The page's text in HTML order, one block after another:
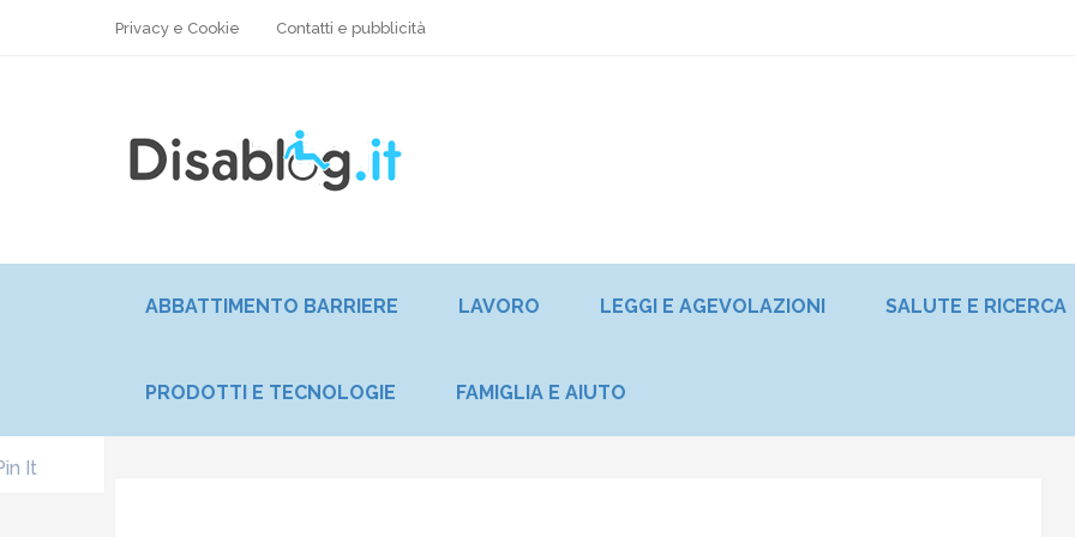
Privacy e Cookie Contatti e pubblicità
ABBATTIMENTO BARRIERE LAVORO LEGGI E AGEVOLAZIONI SALUTE E RICERCA
PRODOTTI E TECNOLOGIE FAMIGLIA E AIUTO
It